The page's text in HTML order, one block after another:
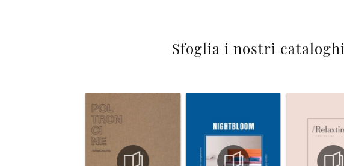
Sfoglia i nostri cataloghi